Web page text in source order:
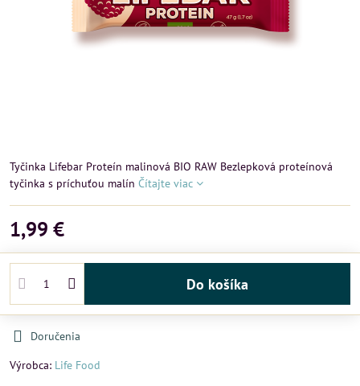
Tyčinka Lifebar Proteín malinová BIO RAW Bezlepková proteínová
tyčinka s príchuťou malín Čítajte viac
1,99 €
Do košíka
Doručenia
Výrobca: Life Food